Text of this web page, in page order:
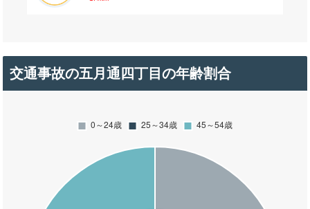
交通事故の五月通四丁目の年齢割合